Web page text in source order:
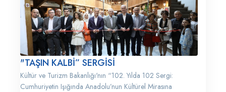
"TAŞIN KALBİ” SERGİSİ
Kültür ve Turizm Bakanlığı'nın “102. Yılda 102 Sergi:
Cumhuriyetin Işığında Anadolu’nun Kültürel Mirasına